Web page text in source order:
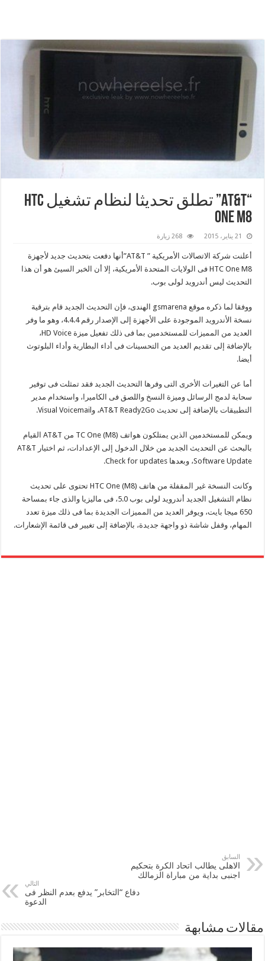
“AT&T” تطلق تحديثا لنظام تشغيل HTC
One M8
21 يناير، 2015 268 زيارة
أعلنت شركة الاتصالات الأمريكية ” AT&T”أنها دفعت بتحديث جديد لأجهزة
HTC One M8 فى الولايات المتحدة الأمريكية، إلا أن الخبر السيئ هو أن هذا
التحديث ليس أندرويد لولى بوب.
ووفقا لما ذكره موقع gsmarena الهندى، فإن التحديث الجديد قام بترقية
نسخة الأندرويد الموجودة على الأجهزة إلى الإصدار رقم 4.4.4، وهو ما وفر
العديد من المميزات للمستخدمين بما فى ذلك تفعيل ميزة HD Voice،
بالإضافة إلى تقديم العديد من التحسينات فى أداء البطارية وأداء البلوتوث
أيضا.
أما عن التغيرات الأخرى التى وفرها التحديث الجديد فقد تمثلت فى توفير
سحابة لدمج الرسائل وميزة النسخ واللصق فى الكاميرا، واستخدام مدير
التطبيقات بالإضافة إلى تحديث AT&T Ready2Go، وVisual Voicemail.
ويمكن للمستخدمين الذين يمتلكون هواتف TC One (M8) من AT&T القيام
بالبحث عن التحديث الجديد من خلال الدخول إلى الإعدادات، ثم اختيار AT&T
Software Update، وبعدها Check for updates.
وكانت النسخة غير المقفلة من هاتف HTC One (M8) تحتوى على تحديث
نظام التشغيل الجديد أندرويد لولى بوب 5.0، فى ماليزيا والذى جاء بمساحة
650 ميجا بايت، ويوفر العديد من المميزات الجديدة بما فى ذلك ميزة تعدد
المهام، وقفل شاشة ذو واجهة جديدة، بالإضافة إلى تغيير فى قائمة الإشعارات.
السابق
الاهلى يطالب اتحاد الكرة بتحكيم
اجنبى بداية من مباراة الزمالك
التالي
دفاع “التخابر” يدفع بعدم النظر فى
الدعوة
مقالات مشابهة